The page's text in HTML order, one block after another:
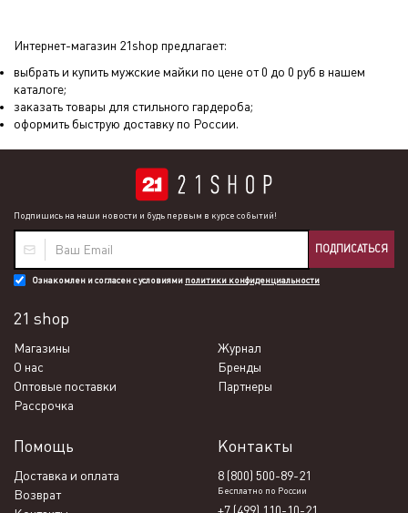
Интернет-магазин 21shop предлагает:
выбрать и купить мужские майки по цене от 0 до 0 руб в нашем
каталоге;
заказать товары для стильного гардероба;
оформить быструю доставку по России.
Подпишись на наши новости и будь первым в курсе событий!
ПОДПИСАТЬСЯ
Ознакомлен и согласен с условиями политики конфиденциальности
21 shop
Магазины
Журнал
О нас
Бренды
Оптовые поставки
Партнеры
Рассрочка
Помощь
Доставка и оплата
Возврат
Контакты
8 (800) 500-89-21
Бесплатно по России